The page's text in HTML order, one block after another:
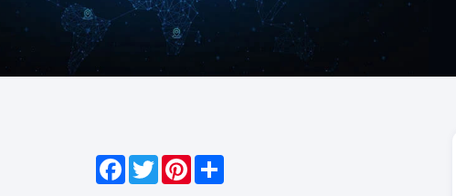
Facebook
Twitter
Pinterest
Share